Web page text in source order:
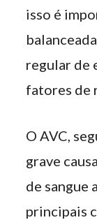
isso é
regular de
fatores de
O AVC,
grave
de sangue
principais